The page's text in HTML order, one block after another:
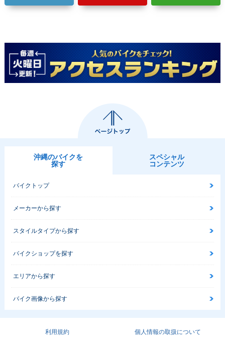
沖縄のバイクを
探す
スペシャル
コンテンツ
バイクトップ
メーカーから探す
スタイルタイプから探す
バイクショップを探す
エリアから探す
バイク画像から探す
利用規約 個人情報の取扱について